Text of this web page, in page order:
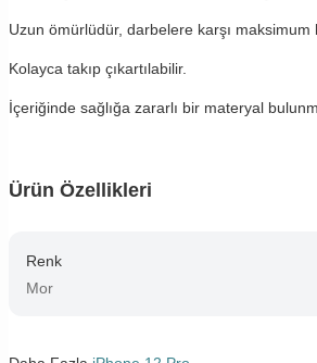
Uzun ömürlüdür, darbelere karşı maksimum
Kolayca takıp çıkartılabilir.
İçeriğinde sağlığa zararlı bir materyal
Ürün Özellikleri
Renk
Mor